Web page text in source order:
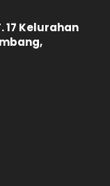
17 Kelurahan